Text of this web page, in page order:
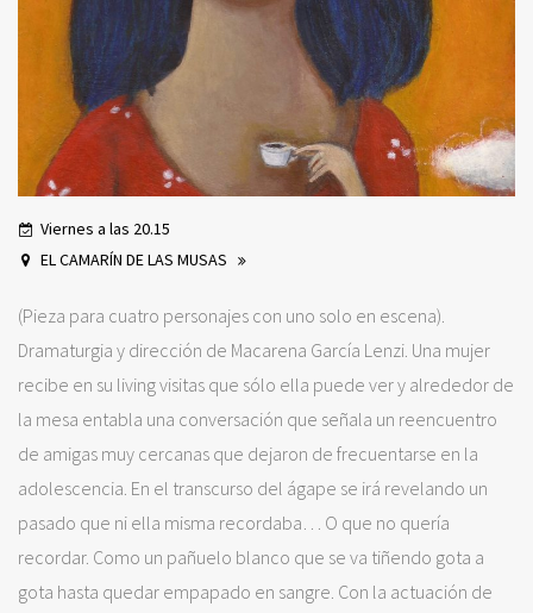
Viernes a las 20.15
EL CAMARÍN DE LAS MUSAS
(Pieza para cuatro personajes con uno solo en escena).
Dramaturgia y dirección de Macarena García Lenzi. Una mujer
recibe en su living visitas que sólo ella puede ver y alrededor de
la mesa entabla una conversación que señala un reencuentro
de amigas muy cercanas que dejaron de frecuentarse en la
adolescencia. En el transcurso del ágape se irá revelando un
pasado que ni ella misma recordaba… O que no quería
recordar. Como un pañuelo blanco que se va tiñendo gota a
gota hasta quedar empapado en sangre. Con la actuación de